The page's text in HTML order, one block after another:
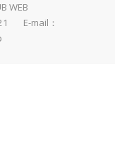
WEB
21 E-mail：